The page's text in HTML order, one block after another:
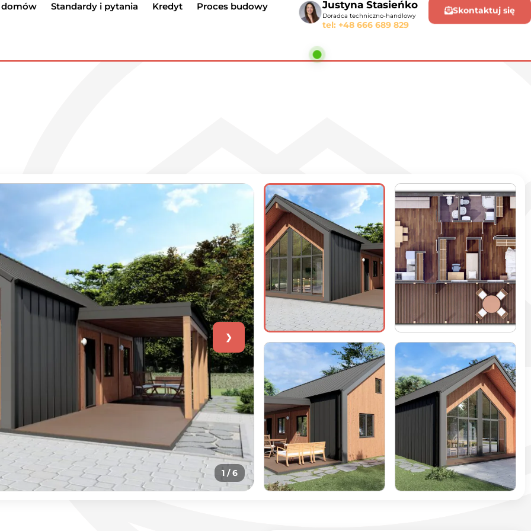
domów Standardy i pytania Kredyt Proces budowy Justyna Stasieńko
Doradca techniczno-handlowy
tel: +48 666 689 829
Skontaktuj się
❯
1 / 6